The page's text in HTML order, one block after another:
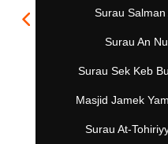
Surau
Surau An
Surau Sek Keb
Masjid Jamek
Surau At-